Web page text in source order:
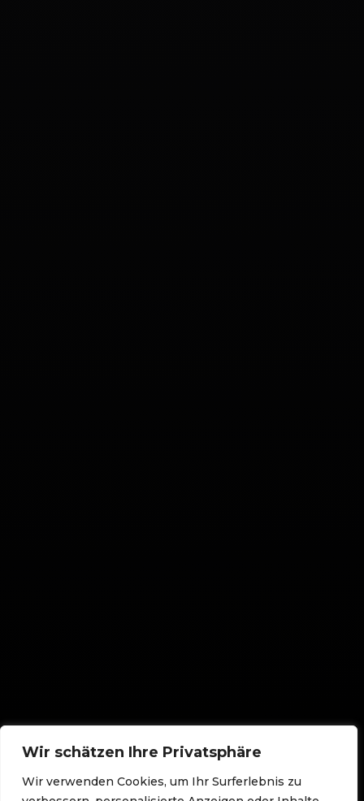
Wir schätzen Ihre Privatsphäre
Wir verwenden Cookies, um Ihr Surferlebnis zu